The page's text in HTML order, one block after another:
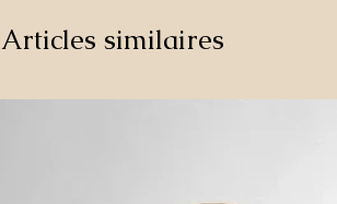
Articles similaires